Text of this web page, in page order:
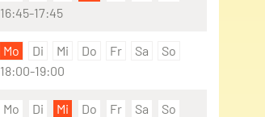
16:45-17:45
Mo Di Mi Do Fr Sa
So
18:00-19:00
Mo Di Mi Do Fr Sa
So